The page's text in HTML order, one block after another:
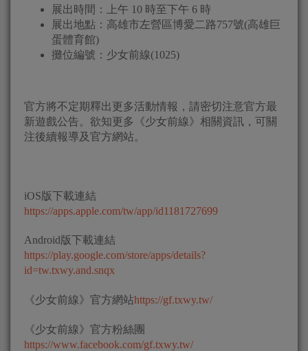
展出時間：上午 10 時至下午 6 時
展出地點：高雄市左營區博愛二路757號(高雄巨
蛋體育館)
攤位編號：少女前線(1025)
官方將不定期釋出更多活動情報，請密切注意官方最
新遊戲公告。欲知更多《少女前線》相關資訊，可關
注後續報導及官方網站。
iOS版下載連結
https://apps.apple.com/tw/app/id1181727699
Android版下載連結
https://play.google.com/store/apps/details?
id=tw.txwy.and.snqx
《少女前線》官方網站https://gf.txwy.tw/
《少女前線》官方粉絲團
https://www.facebook.com/gf.txwy.tw/